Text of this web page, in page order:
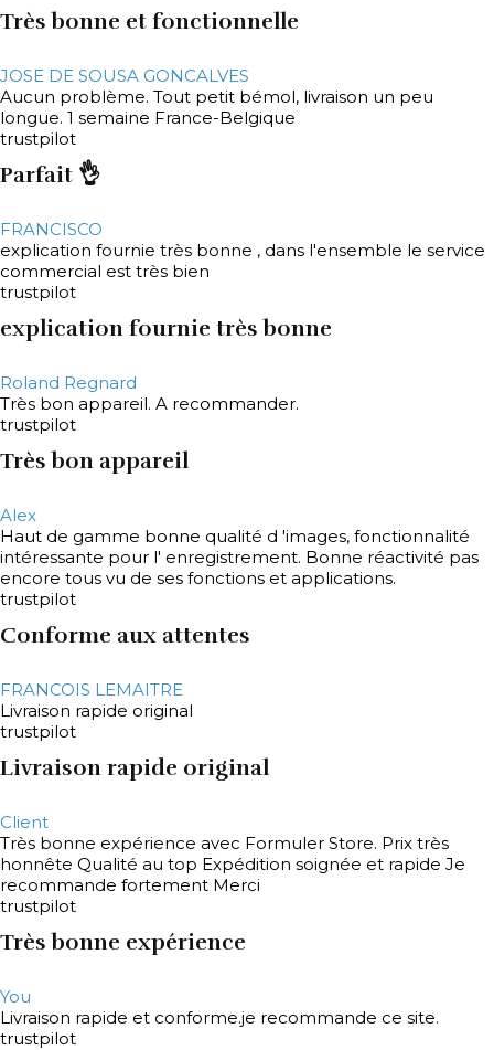
Très bonne et fonctionnelle
JOSE DE SOUSA GONCALVES
Aucun problème. Tout petit bémol, livraison un peu
longue. 1 semaine France-Belgique
trustpilot
Parfait 👌
FRANCISCO
explication fournie très bonne , dans l'ensemble le service
commercial est très bien
trustpilot
explication fournie très bonne
Roland Regnard
Très bon appareil. A recommander.
trustpilot
Très bon appareil
Alex
Haut de gamme bonne qualité d 'images, fonctionnalité
intéressante pour l' enregistrement. Bonne réactivité pas
encore tous vu de ses fonctions et applications.
trustpilot
Conforme aux attentes
FRANCOIS LEMAITRE
Livraison rapide original
trustpilot
Livraison rapide original
Client
Très bonne expérience avec Formuler Store. Prix très
honnête Qualité au top Expédition soignée et rapide Je
recommande fortement Merci
trustpilot
Très bonne expérience
You
Livraison rapide et conforme.je recommande ce site.
trustpilot